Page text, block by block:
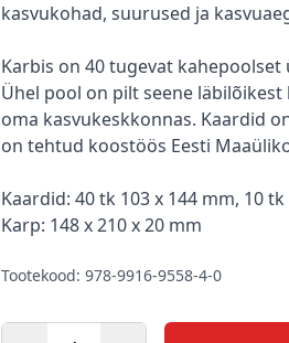
kasvukohad, suurused ja
Karbis on 40 tugevat
Ühel pool on pilt seene
oma kasvukeskkonnas. Kaardid
on tehtud koostöös Eesti
Kaardid: 40 tk 103 x 144 mm, 10
Karp: 148 x 210 x 20 mm
Tootekood: 978-9916-9558-4-0